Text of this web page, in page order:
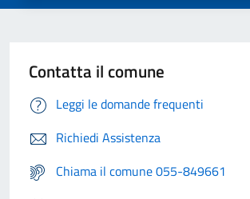
Contatta il comune
Leggi le domande frequenti
Richiedi Assistenza
Chiama il comune 055-849661